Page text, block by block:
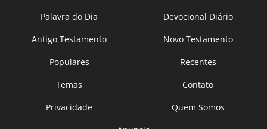
Palavra do Dia
Devocional Diário
Antigo Testamento
Novo Testamento
Populares
Recentes
Temas
Contato
Privacidade
Quem Somos